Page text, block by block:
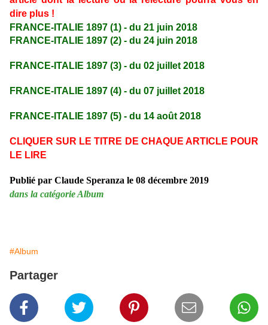
dire plus !
FRANCE-ITALIE 1897 (1) - du 21 juin 2018
FRANCE-ITALIE 1897 (2) - du 24 juin 2018
FRANCE-ITALIE 1897 (3) - du 02 juillet 2018
FRANCE-ITALIE 1897 (4) - du 07 juillet 2018
FRANCE-ITALIE 1897 (5) - du 14 août 2018
CLIQUER SUR LE TITRE DE CHAQUE ARTICLE POUR
LE LIRE
Publié par Claude Speranza le 08 décembre 2019
dans la catégorie Album
#Album
Partager